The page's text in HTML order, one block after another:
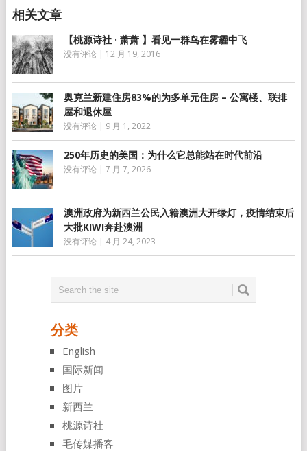
【桃源诗社 · 萧萧 】看见一群鸟在雾霾中飞
没有评论 | 12 月 19, 2016
奥克兰新建住房83%的为多单元住房 – 公寓楼、联排
屋和退休屋
没有评论 | 9 月 1, 2022
250年历史的美国：为什么它总能站在时代前沿
没有评论 | 7 月 7, 2026
澳洲政府为新西兰公民入籍澳洲大开绿灯，疫情结束后
大批KIWI奔赴澳洲
没有评论 | 4 月 24, 2023
分类
English
国际新闻
图片
新西兰
桃源诗社
毛传媒播客